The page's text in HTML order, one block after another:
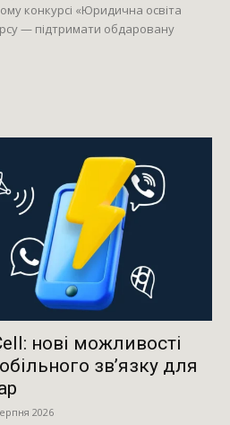
конкурсі «Юридична освіта
нові можливості
зв’язку для
2026